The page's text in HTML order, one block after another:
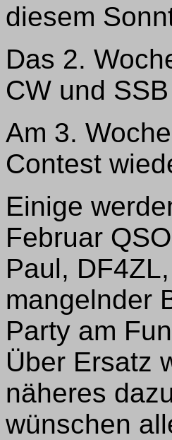
diesem
Das 2.
CW und
Am 3.
Contest
Einige
Februar
Paul,
mangelnder
Party am
Über Ersatz
näheres
wünschen